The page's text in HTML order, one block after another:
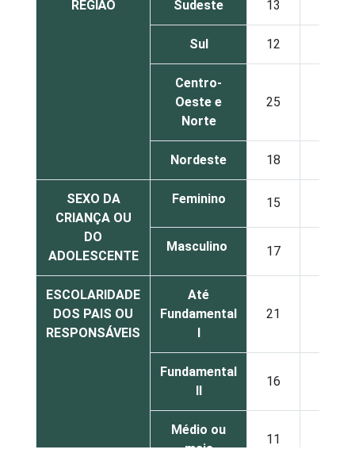
REGIÃO Sudeste 13
Sul 12
Centro-
Oeste e
Norte
25
Nordeste 18
SEXO DA
CRIANÇA OU
DO
ADOLESCENTE
Feminino 15
Masculino 17
ESCOLARIDADE
DOS PAIS OU
RESPONSÁVEIS
Até
Fundamental
I
21
Fundamental
II
16
Médio ou
mais
11